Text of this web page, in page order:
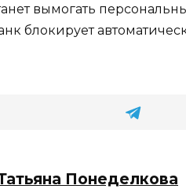
вымогать
блокирует
Понеделкова